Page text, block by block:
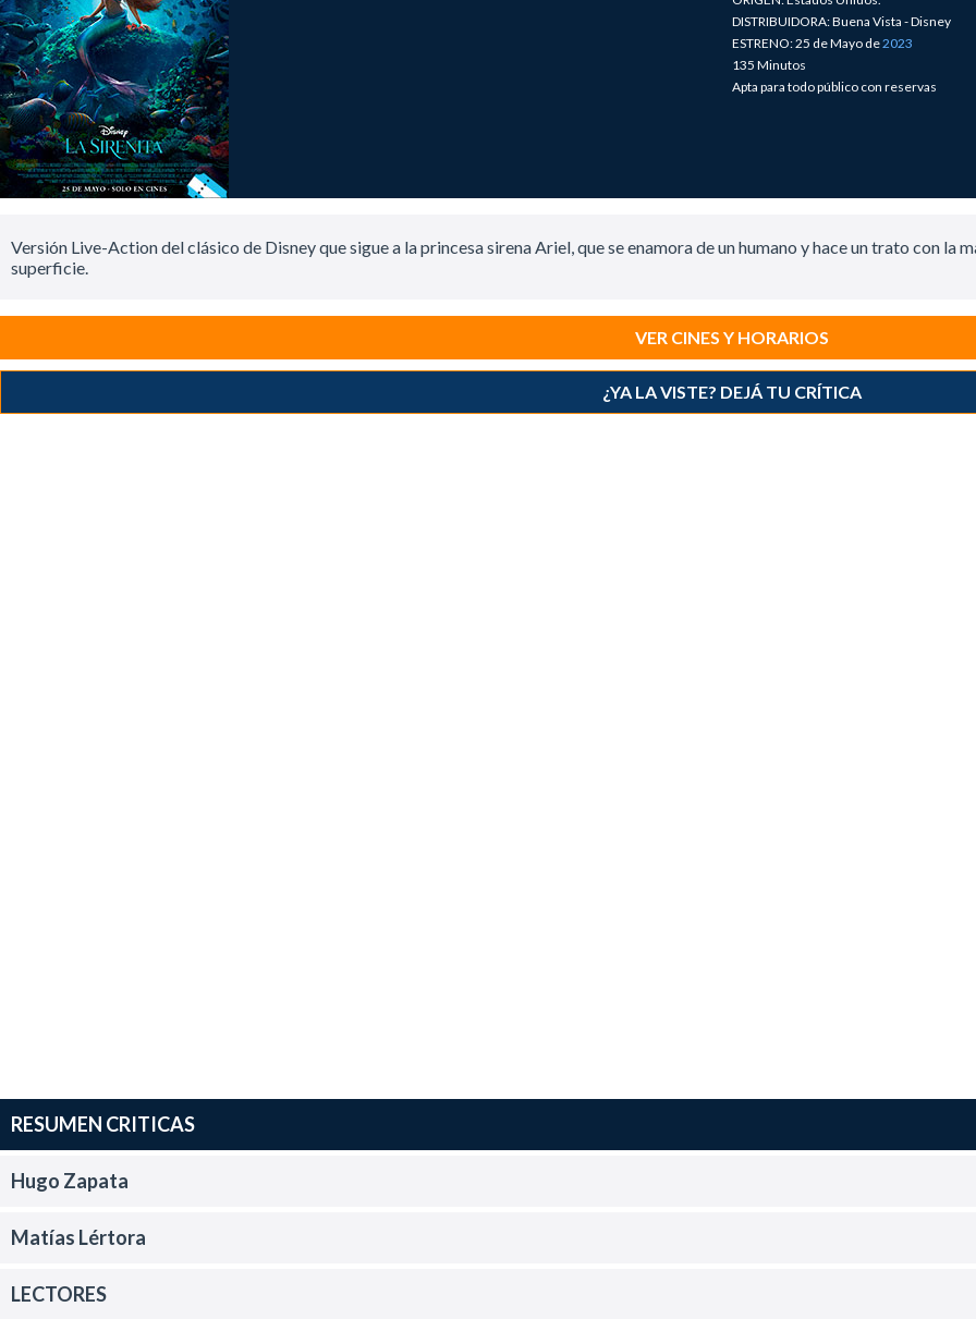
DISTRIBUIDORA: Buena Vista - Disney
ESTRENO: 25 de Mayo de2023
135 Minutos
Apta para todo público con reservas
Versión Live-Action del clásico de Disney que sigue a la princesa sirena Ariel, que se enamora de un humano y hace un trato con la
superficie.
VER CINES Y HORARIOS
¿YA LA VISTE? DEJÁ TU CRÍTICA
RESUMEN CRITICAS
Hugo Zapata
Matías Lértora
LECTORES